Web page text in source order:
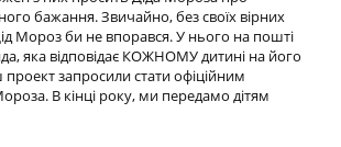
бажання. Звичайно, без своїх вірних
Мороз би не впорався. У нього на пошті
яка відповідає КОЖНОМУ дитині на його
запросили стати офіційним
В кінці року, ми передамо дітям